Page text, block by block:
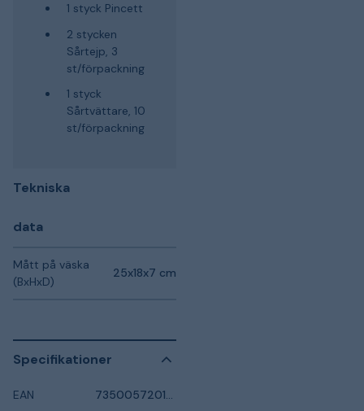
1 styck Pincett
2 stycken
Sårtejp, 3
st/förpackning
1 styck
Sårtvättare, 10
st/förpackning
Tekniska
data
Mått på väska
(BxHxD)
25x18x7 cm
Specifikationer
EAN